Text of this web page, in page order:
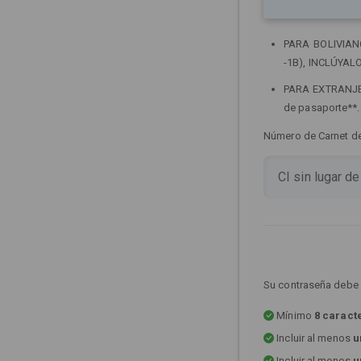
PARA
-1B),
PARA
de pasaporte**.
Número de Carnet
Su contraseña
Mínimo 8
Incluir al menos